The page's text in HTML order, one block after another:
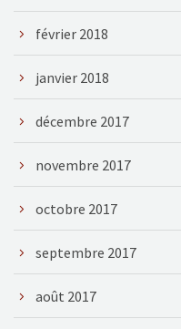
février 2018
janvier 2018
décembre 2017
novembre 2017
octobre 2017
septembre 2017
août 2017